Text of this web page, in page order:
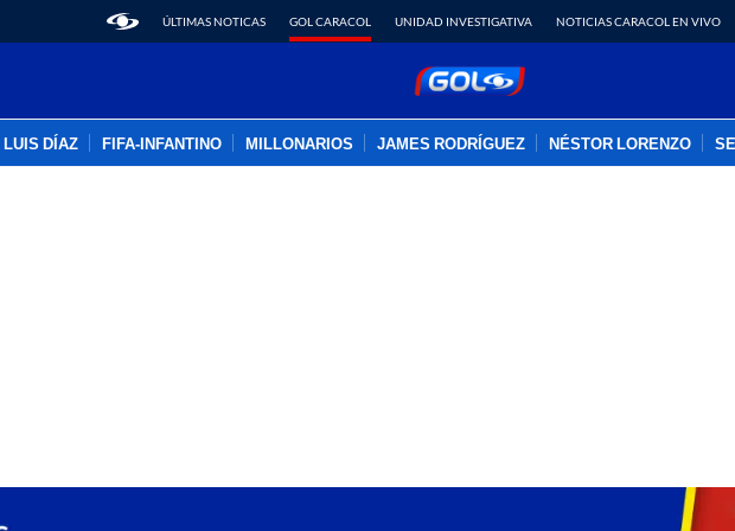
ÚLTIMAS NOTICAS GOL CARACOL UNIDAD INVESTIGATIVA NOTICIAS CARACOL EN VIVO
LUIS DÍAZ FIFA-INFANTINO MILLONARIOS JAMES RODRÍGUEZ NÉSTOR LORENZO